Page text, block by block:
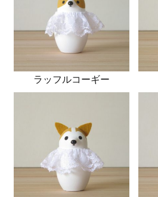
ラッフルコーギー